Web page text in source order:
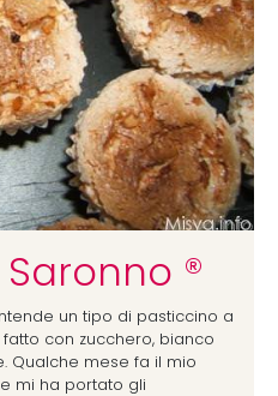
®
un tipo di pasticcino a
con zucchero, bianco
Qualche mese fa il mio
mi ha portato gli